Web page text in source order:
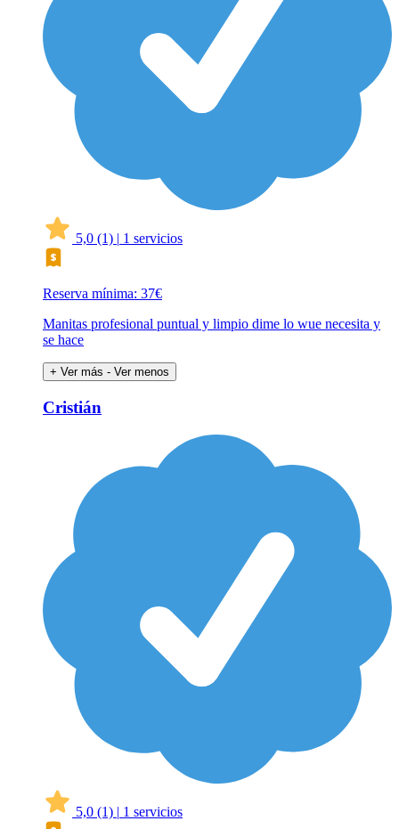
5,0 (1) | 1 servicios
Reserva mínima: 37€
Manitas profesional puntual y limpio dime lo wue necesita y
se hace
+ Ver más - Ver menos
Cristián
5,0 (1) | 1 servicios